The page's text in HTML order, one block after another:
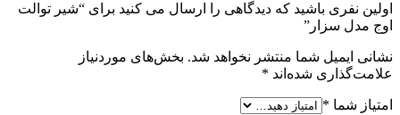
اولین نفری باشید که دیدگاهی را ارسال می کنید برای “شیر توالت
اوج مدل سزار”
نشانی ایمیل شما منتشر نخواهد شد. بخش‌های موردنیاز
علامت‌گذاری شده‌اند *
امتیاز شما *